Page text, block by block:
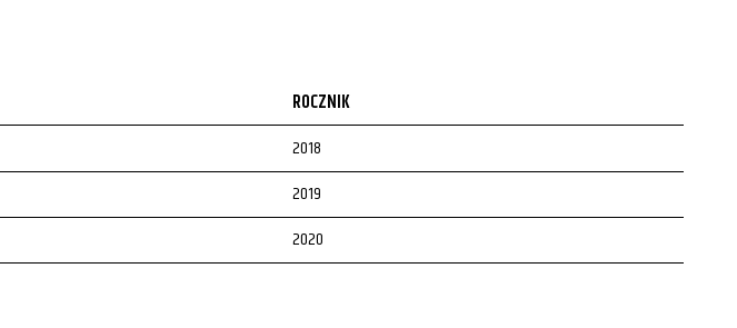
ROCZNIK
2018
2019
2020